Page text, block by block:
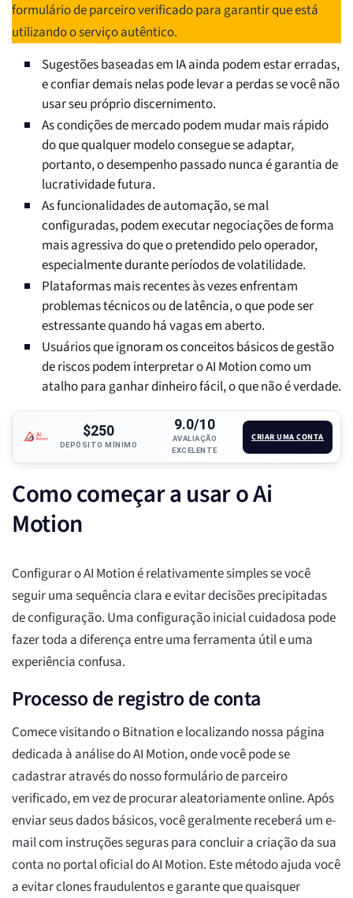
formulário de parceiro verificado para garantir que está
utilizando o serviço autêntico.
Sugestões baseadas em IA ainda podem estar erradas,
e confiar demais nelas pode levar a perdas se você não
usar seu próprio discernimento.
As condições de mercado podem mudar mais rápido
do que qualquer modelo consegue se adaptar,
portanto, o desempenho passado nunca é garantia de
lucratividade futura.
As funcionalidades de automação, se mal
configuradas, podem executar negociações de forma
mais agressiva do que o pretendido pelo operador,
especialmente durante períodos de volatilidade.
Plataformas mais recentes às vezes enfrentam
problemas técnicos ou de latência, o que pode ser
estressante quando há vagas em aberto.
Usuários que ignoram os conceitos básicos de gestão
de riscos podem interpretar o AI Motion como um
atalho para ganhar dinheiro fácil, o que não é verdade.
$250
DEPÓSITO MÍNIMO
9.0/10
AVALIAÇÃO
EXCELENTE
CRIAR UMA CONTA
Como começar a usar o Ai
Motion
Configurar o AI Motion é relativamente simples se você
seguir uma sequência clara e evitar decisões precipitadas
de configuração. Uma configuração inicial cuidadosa pode
fazer toda a diferença entre uma ferramenta útil e uma
experiência confusa.
Processo de registro de conta
Comece visitando o Bitnation e localizando nossa página
dedicada à análise do AI Motion, onde você pode se
cadastrar através do nosso formulário de parceiro
verificado, em vez de procurar aleatoriamente online. Após
enviar seus dados básicos, você geralmente receberá um e-
mail com instruções seguras para concluir a criação da sua
conta no portal oficial do AI Motion. Este método ajuda você
a evitar clones fraudulentos e garante que quaisquer